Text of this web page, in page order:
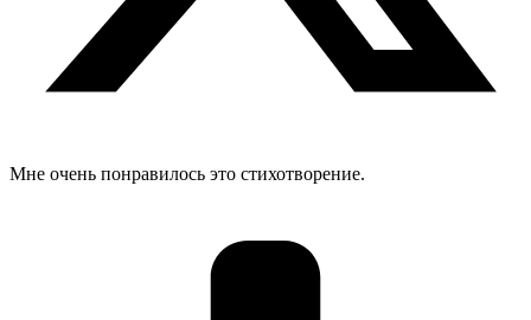
Мне очень понравилось это стихотворение.